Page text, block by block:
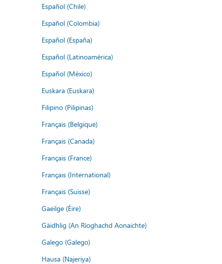
Español (Chile)
Español (Colombia)
Español (España)
Español (Latinoamérica)
Español (México)
Euskara (Euskara)
Filipino (Pilipinas)
Français (Belgique)
Français (Canada)
Français (France)
Français (International)
Français (Suisse)
Gaeilge (Éire)
Gàidhlig (An Rìoghachd Aonaichte)
Galego (Galego)
Hausa (Najeriya)